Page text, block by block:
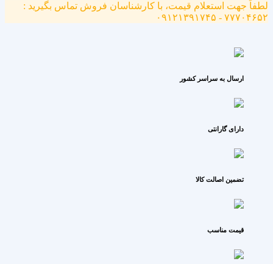
لطفاً جهت استعلام قیمت، با کارشناسان فروش تماس بگیرید :
۷۷۷۰۴۶۵۲ - ۰۹۱۲۱۳۹۱۷۴۵
ارسال به سراسر کشور
دارای گارانتی
تضمین اصالت کالا
قیمت مناسب